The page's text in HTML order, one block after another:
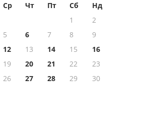
Ср Чт Пт Сб
Нд
1
2
5 6 7 8
9
12 13 14 15
16
19 20 21 22
23
26 27 28 29
30